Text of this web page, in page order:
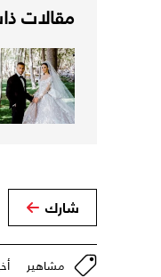
مقالات
شارك
مشاهير